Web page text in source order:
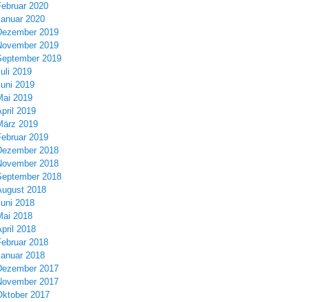
2020
2020
2019
2019
2019
2019
2019
2019
2019
2019
2019
2018
2018
2018
2018
2018
2018
2018
2018
2018
2017
2017
2017